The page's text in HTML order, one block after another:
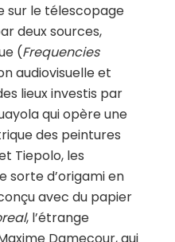
sur le télescopage
deux sources,
(Frequencies
audiovisuelle et
lieux investis par
qui opère une
des peintures
Tiepolo, les
sorte d’origami en
avec du papier
, l’étrange
Damecour, qui